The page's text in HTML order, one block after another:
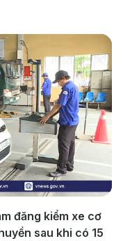
đăng kiểm xe cơ
sau khi có 15